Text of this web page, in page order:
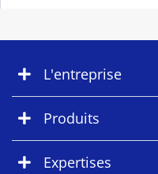
L'entreprise
Produits
Expertises